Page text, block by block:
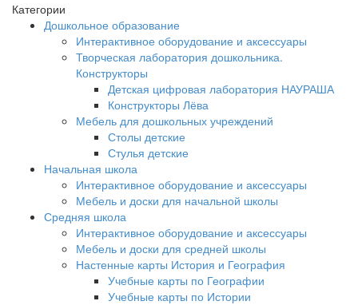
Категории
Дошкольное образование
Интерактивное оборудование и аксессуары
Творческая лаборатория дошкольника.
Конструкторы
Детская цифровая лаборатория НАУРАША
Конструкторы Лёва
Мебель для дошкольных учреждений
Столы детские
Стулья детские
Начальная школа
Интерактивное оборудование и аксессуары
Мебель и доски для начальной школы
Средняя школа
Интерактивное оборудование и аксессуары
Мебель и доски для средней школы
Настенные карты История и География
Учебные карты по Географии
Учебные карты по Истории